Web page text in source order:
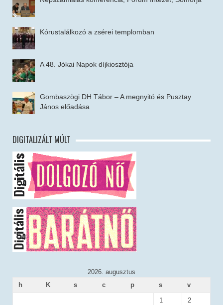
Kórustalálkozó a zsérei templomban
A 48. Jókai Napok díjkiosztója
Gombaszögi DH Tábor – A megnyitó és Pusztay
János előadása
DIGITALIZÁLT MÚLT
2026. augusztus
h
K s c p s v
1 2